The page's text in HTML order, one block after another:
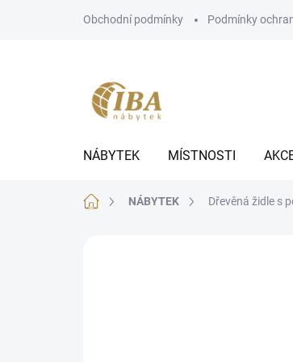
Obchodní podmínky Podmínky
NÁBYTEK MÍSTNOSTI
Domů NÁBYTEK Dřevěná židle s